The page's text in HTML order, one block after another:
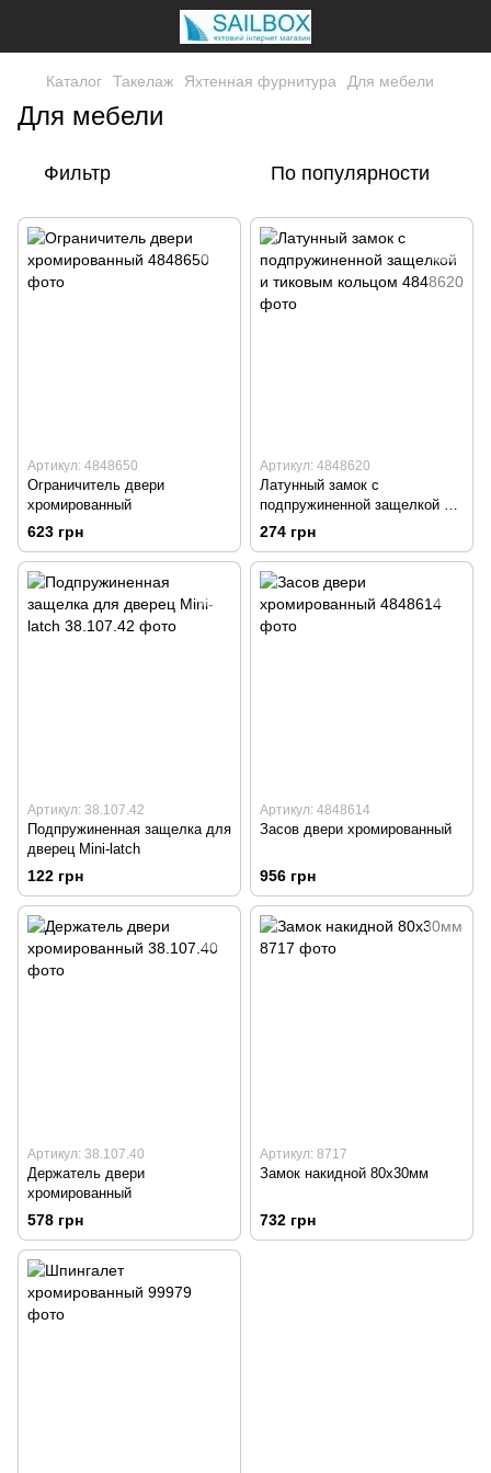
Каталог Такелаж Яхтенная фурнитура Для мебели
Для мебели
Фильтр По популярности
Артикул: 4848650
Ограничитель двери
хромированный
623 грн
Артикул: 4848620
Латунный замок с
подпружиненной защелкой и
тиковым кольцом
274 грн
Артикул: 38.107.42
Подпружиненная защелка для
дверец Mini-latch
122 грн
Артикул: 4848614
Засов двери хромированный
956 грн
Артикул: 38.107.40
Держатель двери
хромированный
578 грн
Артикул: 8717
Замок накидной 80х30мм
732 грн